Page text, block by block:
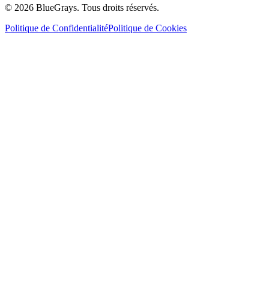
© 2026 BlueGrays. Tous droits réservés.
Politique de ConfidentialitéPolitique de Cookies